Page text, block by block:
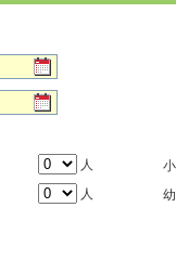
人
人